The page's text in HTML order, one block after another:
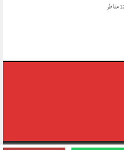
مناظر